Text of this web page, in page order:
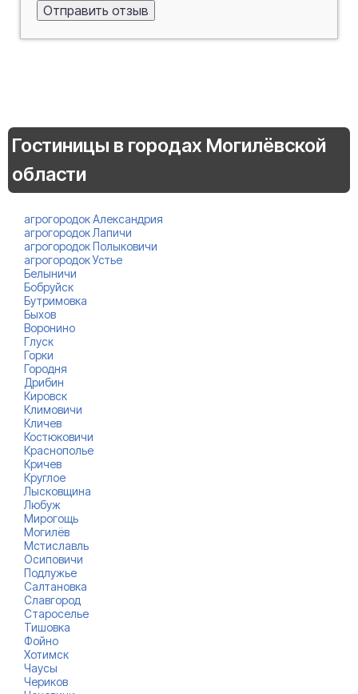
Гостиницы в городах Могилёвской
области
агрогородок Александрия
агрогородок Лапичи
агрогородок Полыковичи
агрогородок Устье
Белыничи
Бобруйск
Бутримовка
Быхов
Воронино
Глуск
Горки
Городня
Дрибин
Кировск
Климовичи
Кличев
Костюковичи
Краснополье
Кричев
Круглое
Лысковщина
Любуж
Мирогощь
Могилёв
Мстиславль
Осиповичи
Подлужье
Салтановка
Славгород
Староселье
Тишовка
Фойно
Хотимск
Чаусы
Чериков